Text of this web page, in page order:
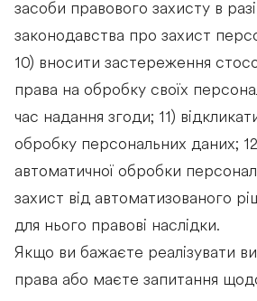
засоби правового захисту в
законодавства про захист
10) вносити застереження
права на обробку своїх
час надання згоди; 11)
обробку персональних даних;
автоматичної обробки
захист від автоматизованого
для нього правові наслідки.
Якщо ви бажаєте реалізувати
права або маєте запитання